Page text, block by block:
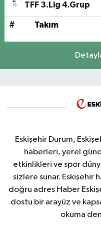
TFF 3.Lig 4.Grup
# Takım
Eskişehir Durum,
haberleri, yerel
etkinlikleri ve spor
sizlere sunar. Eskişehir
doğru adres Haber
dostu bir arayüz ve
okuma